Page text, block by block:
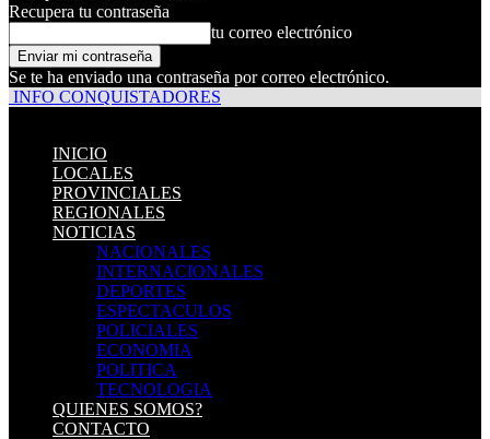
Recupera tu contraseña
tu correo electrónico
Se te ha enviado una contraseña por correo electrónico.
INFO CONQUISTADORES
INICIO
LOCALES
PROVINCIALES
REGIONALES
NOTICIAS
NACIONALES
INTERNACIONALES
DEPORTES
ESPECTACULOS
POLICIALES
ECONOMIA
POLITICA
TECNOLOGIA
QUIENES SOMOS?
CONTACTO